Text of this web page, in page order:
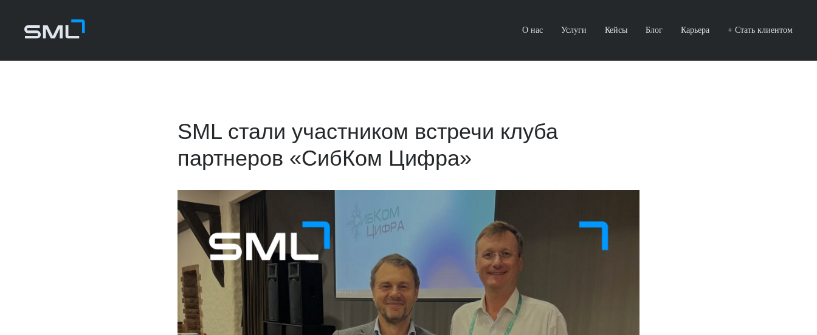
О нас Услуги Кейсы Блог Карьера + Стать клиентом
SML стали участником встречи клуба
партнеров «СибКом Цифра»